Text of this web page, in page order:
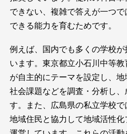
できない、複雑で答えが一つ
できる能力を育むためです。
例えば、国内でも多くの学校
います。東京都立小石川中等
が自主的にテーマを設定し、地
社会課題などを調査・分析し、
す。また、広島県の私立学校
地域住民と協力して地域活性化